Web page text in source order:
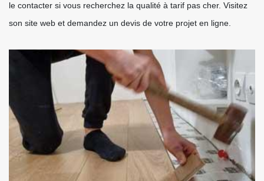
le contacter si vous recherchez la qualité à tarif pas cher. Visitez
son site web et demandez un devis de votre projet en ligne.